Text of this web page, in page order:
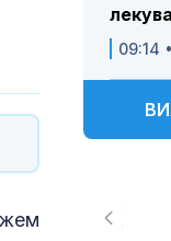
лекува
09:14